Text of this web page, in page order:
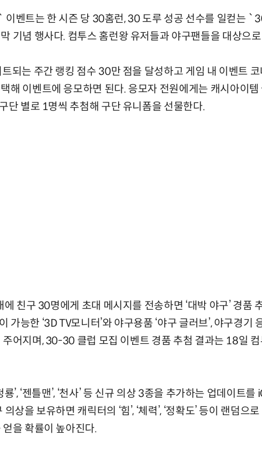
벤트는 한 시즌 당 30홈런, 30 도루 성공 선수를 일컫는
기념 행사다. 컴투스 홈런왕 유저들과 야구팬들을 대상으
되는 주간 랭킹 점수 30만 점을 달성하고 게임 내 이벤트
해 이벤트에 응모하면 된다. 응모자 전원에게는 캐시아이
단 별로 1명씩 추첨해 구단 유니폼을 선물한다.
친구 30명에게 초대 메시지를 전송하면 ‘대박 야구’ 경품
가능한 ‘3D TV모니터’와 야구용품 ‘야구 글러브’, 야구경기
어지며, 30-30 클럽 모집 이벤트 경품 추첨 결과는 18일
’, ‘젠틀맨’, ‘천사’ 등 신규 의상 3종을 추가하는 업데이트
상을 보유하면 캐릭터의 ‘힘’, ‘체력’, ‘정확도’ 등이 랜덤으
을 확률이 높아진다.